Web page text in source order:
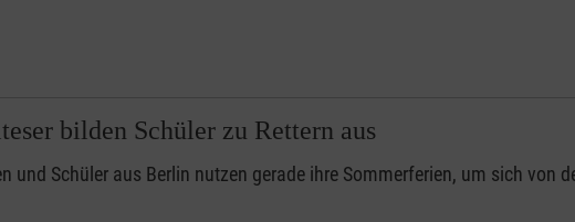
bilden Schüler zu Rettern aus
und Schüler aus Berlin nutzen gerade ihre Sommerferien, um sich von